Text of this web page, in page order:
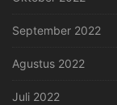
September 2022
Agustus 2022
Juli 2022